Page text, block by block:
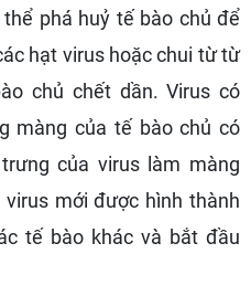
thể phá huỷ tế bào chủ để
hạt virus hoặc chui từ từ
chủ chết dần. Virus có
màng của tế bào chủ có
của virus làm màng
virus mới được hình thành
tế bào khác và bắt đầu